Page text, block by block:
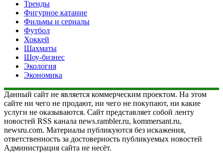
Тренды
Фигурное катание
Фильмы и сериалы
Футбол
Хоккей
Шахматы
Шоу-бизнес
Экология
Экономика
Данный сайт не является коммерческим проектом. На этом
сайте ни чего не продают, ни чего не покупают, ни какие
услуги не оказываются. Сайт представляет собой ленту
новостей RSS канала news.rambler.ru, kommersant.ru,
newsru.com. Материалы публикуются без искажения,
ответственность за достоверность публикуемых новостей
Администрация сайта не несёт.